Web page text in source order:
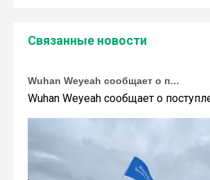
Связанные новости
Wuhan Weyeah сообщает о